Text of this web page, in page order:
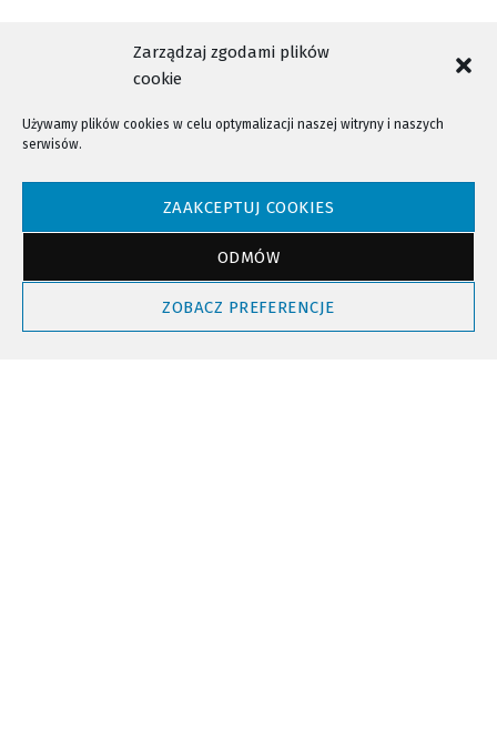
Zarządzaj zgodami plików
cookie
Używamy plików cookies w celu optymalizacji naszej witryny i naszych
serwisów.
ZAAKCEPTUJ COOKIES
ODMÓW
ZOBACZ PREFERENCJE
NTV - Nasza Telewizja Sądecka © 2023 Wszystkie prawa zastrzeżone!
Powrót do góry